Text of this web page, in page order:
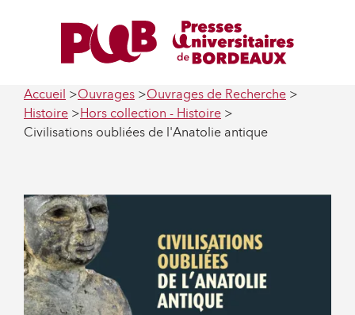
Accueil Ouvrages
Ouvrages de Recherche
Histoire
Hors collection - Histoire
Civilisations oubliées de l'Anatolie antique